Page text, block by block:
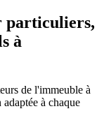
particuliers,
à
de l'immeuble à
à chaque